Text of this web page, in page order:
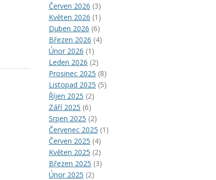
Červen 2026 (3)
Květen 2026 (1)
Duben 2026 (6)
Březen 2026 (4)
Únor 2026 (1)
Leden 2026 (2)
Prosinec 2025 (8)
Listopad 2025 (5)
Říjen 2025 (2)
Září 2025 (6)
Srpen 2025 (2)
Červenec 2025 (1)
Červen 2025 (4)
Květen 2025 (2)
Březen 2025 (3)
Únor 2025 (2)